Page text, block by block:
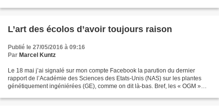
L’art des écolos d’avoir toujours raison
Publié le 27/05/2016 à 09:16
Par Marcel Kuntz
Le 18 mai j’ai signalé sur mon compte Facebook la parution du dernier
rapport de l’Académie des Sciences des Etats-Unis (NAS) sur les plantes
génétiquement ingéniérées (GE), comme on dit là-bas. Bref, les « OGM »